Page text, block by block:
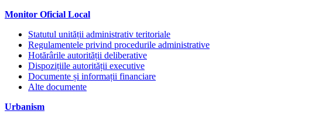
Monitor Oficial Local
Statutul unității administrativ teritoriale
Regulamentele privind procedurile administrative
Hotărârile autorității deliberative
Dispozițiile autorității executive
Documente și informații financiare
Alte documente
Urbanism